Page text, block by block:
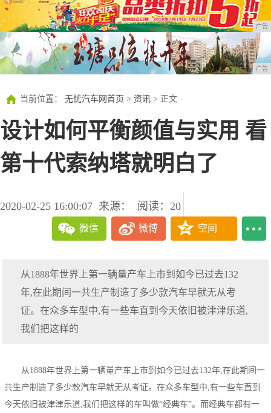
广告
广告
当前位置： 无忧汽车网首页 > 资讯 > 正文
设计如何平衡颜值与实用 看
第十代索纳塔就明白了
2020-02-25 16:00:07 来源： 阅读：20
微信 微博 空间
从1888年世界上第一辆量产车上市到如今已过去132
年,在此期间一共生产制造了多少款汽车早就无从考
证。在众多车型中,有一些车直到今天依旧被津津乐道,
我们把这样的
从1888年世界上第一辆量产车上市到如今已过去132年,在此期间一
共生产制造了多少款汽车早就无从考证。在众多车型中,有一些车直到
今天依旧被津津乐道,我们把这样的车叫做“经典车”。而经典车都有一